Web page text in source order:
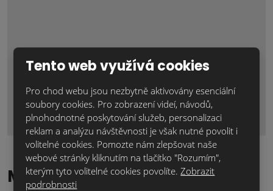
Lícové cihly pro váš útulný domov
projektů, ale tako k jejichrelizaci uvnitř domu. A't už jde o
rozsáhlou...
Magazín klinker
Tento web využívá cookies
Pro chod webu jsou nezbytně aktivovány esenciální
soubory cookies. Pro zobrazení videí, návodů,
plnohodnotné poskytování služeb, personalizaci
reklam a analýzu návštěvnosti je však nutné povolit i
volitelné cookies. Pomozte nám zlepšovat naše
webové stránky kliknutím na tlačítko "Rozumím",
kterým tyto volitelné cookies povolíte. Zobrazit
podrobnosti